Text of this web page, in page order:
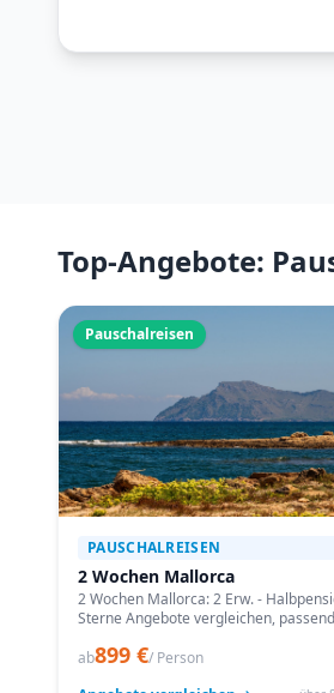
Top-Angebote:
Pauschalreisen
PAUSCHALREISEN
2 Wochen Mallorca
2 Wochen Mallorca: 2 Erw. -
Sterne Angebote vergleichen,
buchen.
ab899 €/ Person